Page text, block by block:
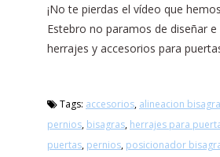
¡No te pierdas el vídeo que
Estebro no paramos de diseñar e
herrajes y accesorios para
Tags: accesorios, alineacion
pernios, bisagras, herrajes para
puertas, pernios, posicionador